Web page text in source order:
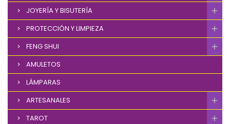
JOYERÍA Y BISUTERÍA
PROTECCIÓN Y LIMPIEZA
FENG SHUI
AMULETOS
LÁMPARAS
ARTESANALES
TAROT